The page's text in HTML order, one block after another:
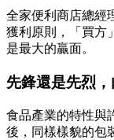
全家便利商店總經
獲利原則，「買方
是最大的贏面。
先鋒還是先烈
食品產業的特性與
後，同樣樣貌的包